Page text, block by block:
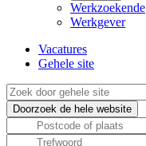
Werkzoekende
Werkgever
Vacatures
Gehele site